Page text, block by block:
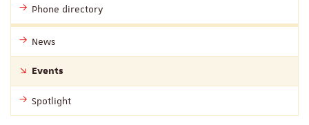
Phone directory
News
Events
Spotlight